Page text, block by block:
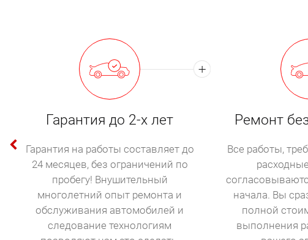
Гарантия до 2-х лет
Гарантия на работы составляет до
24 месяцев, без ограничений по
пробегу! Внушительный
многолетний опыт ремонта и
обслуживания автомобилей и
следование технологиям
Ремонт
Все работы,
начала. Вы
полной
выполнения